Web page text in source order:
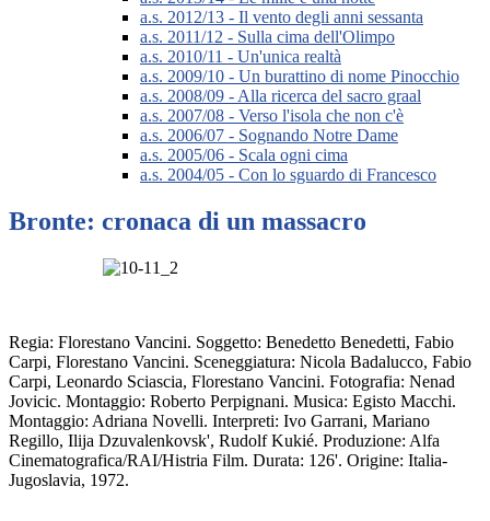
a.s. 2012/13 - Il vento degli anni sessanta
a.s. 2011/12 - Sulla cima dell'Olimpo
a.s. 2010/11 - Un'unica realtà
a.s. 2009/10 - Un burattino di nome Pinocchio
a.s. 2008/09 - Alla ricerca del sacro graal
a.s. 2007/08 - Verso l'isola che non c'è
a.s. 2006/07 - Sognando Notre Dame
a.s. 2005/06 - Scala ogni cima
a.s. 2004/05 - Con lo sguardo di Francesco
Bronte: cronaca di un massacro
Regia: Florestano Vancini. Soggetto: Benedetto Benedetti, Fabio
Carpi, Florestano Vancini. Sceneggiatura: Nicola Badalucco, Fabio
Carpi, Leonardo Sciascia, Florestano Vancini. Fotografia: Nenad
Jovicic. Montaggio: Roberto Perpignani. Musica: Egisto Macchi.
Montaggio: Adriana Novelli. Interpreti: Ivo Garrani, Mariano
Regillo, Ilija Dzuvalenkovsk', Rudolf Kukié. Produzione: Alfa
Cinematografica/RAI/Histria Film. Durata: 126'. Origine: Italia-
Jugoslavia, 1972.